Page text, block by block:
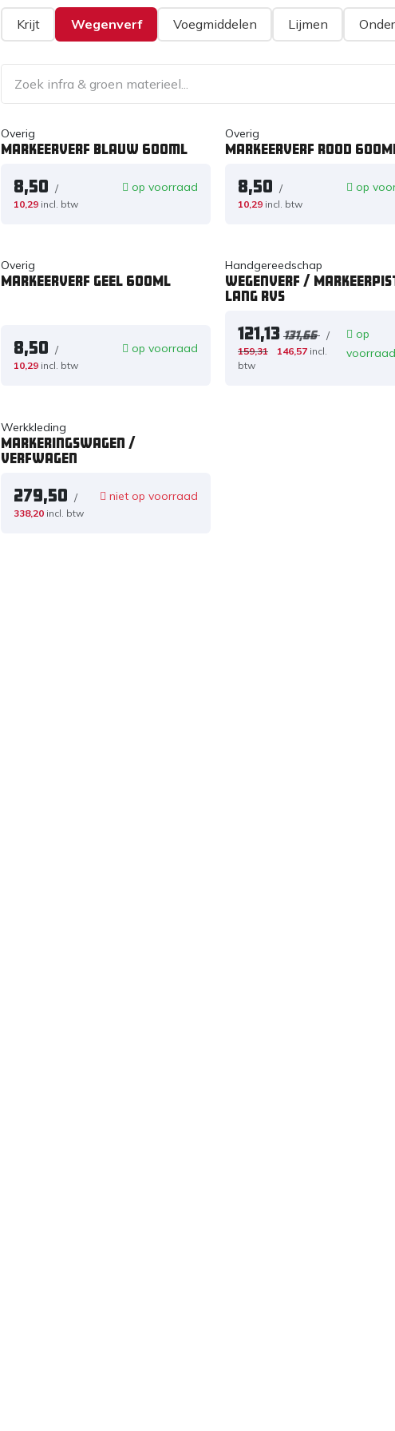
Krijt Wegenverf Voegmiddelen Lijmen
Overig
Markeerverf blauw 600ml
8,50 /
10,29 incl. btw
op voorraad
Overig
Markeerverf rood
8,50 /
10,29 incl. btw
op
Overig
Markeerverf geel 600ML
8,50 /
10,29 incl. btw
op voorraad
Handgereedschap
Wegenverf /
lang RVS
121,13 131,66 /
159,31 146,57 incl.
btw
op
voorraad
Werkkleding
Markeringswagen /
Verfwagen
279,50 /
338,20 incl. btw
niet op voorraad